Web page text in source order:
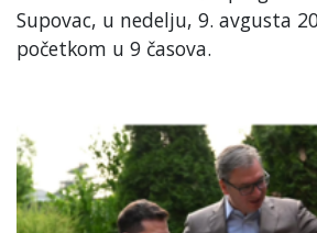
Supovac, u nedelju, 9. avgusta
početkom u 9 časova.